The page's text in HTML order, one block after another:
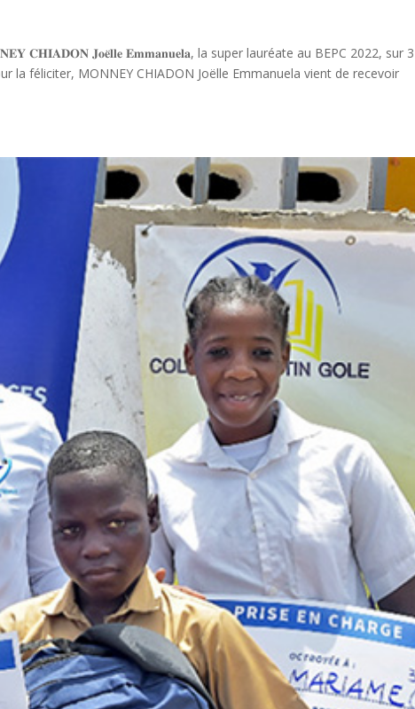
𝐉𝐨𝐞̈𝐥𝐥𝐞 𝐄𝐦𝐦𝐚𝐧𝐮𝐞𝐥𝐚, la super lauréate au BEPC 2022, sur 3
la féliciter, MONNEY CHIADON Joëlle Emmanuela vient de recevoir